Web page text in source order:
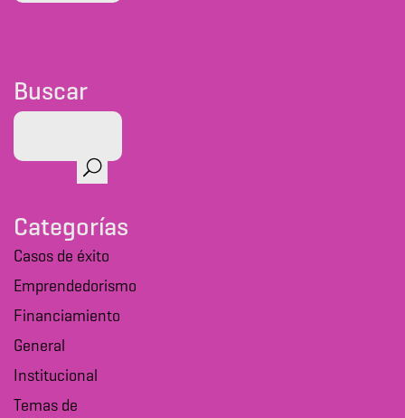
Buscar
Categorías
Casos de éxito
Emprendedorismo
Financiamiento
General
Institucional
Temas de